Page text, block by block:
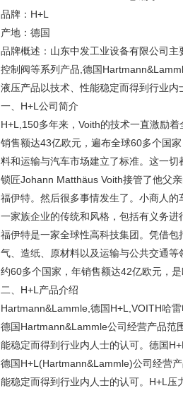
品牌：H+L
产地：德国
品牌概述：山东中发工业设备有限公司
控制阀等系列产品,德国
液压产品以技术、性能稳定而得到行业
一、H+L公司简介
H+L,150多年来，Voith的技术一直激励
销售额达43亿欧元，遍布全球60多个国
料和运输与汽车市场建立了标准。这一
锁匠Johann Matthäus Voith接管了他父
福伊特。然后很多事情发生了。小商人
一家族企业的传统和风格，包括有义务进
福伊特是一家全球性高科技集团。凭借
气、造纸、原材料以及运输与公共交通
约60多个国家，年销售额达42亿欧元，是
二、H+L产品介绍
Hartmann&Lammle,德国H+L,VOITH哈
德国Hartmann&Lammle公司经营产品范
能稳定而得到行业内人士的认可。德国
德国H+L(Hartmann&Lammle)公司经营
能稳定而得到行业内人士的认可。H+L